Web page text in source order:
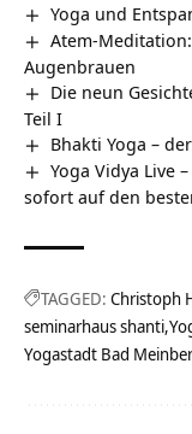
Yoga und
Atem-
Augenbrauen
Die neun
Teil I
Bhakti Yoga –
Yoga Vidya Live
sofort auf den
TAGGED: Christoph
seminarhaus shanti
Yogastadt Bad